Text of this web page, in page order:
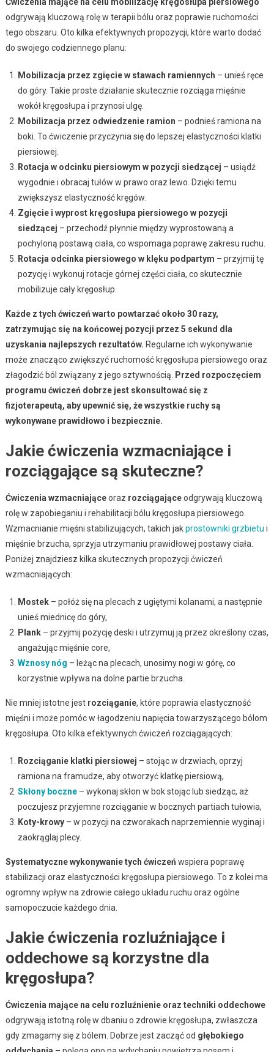
Ćwiczenia mające na celu mobilizację kręgosłupa piersiowego
odgrywają kluczową rolę w terapii bólu oraz poprawie ruchomości
tego obszaru. Oto kilka efektywnych propozycji, które warto dodać
do swojego codziennego planu:
Mobilizacja przez zgięcie w stawach ramiennych – unieś ręce
do góry. Takie proste działanie skutecznie rozciąga mięśnie
wokół kręgosłupa i przynosi ulgę.
Mobilizacja przez odwiedzenie ramion – podnieś ramiona na
boki. To ćwiczenie przyczynia się do lepszej elastyczności klatki
piersiowej.
Rotacja w odcinku piersiowym w pozycji siedzącej – usiądź
wygodnie i obracaj tułów w prawo oraz lewo. Dzięki temu
zwiększysz elastyczność kręgów.
Zgięcie i wyprost kręgosłupa piersiowego w pozycji
siedzącej – przechodź płynnie między wyprostowaną a
pochyloną postawą ciała, co wspomaga poprawę zakresu ruchu.
Rotacja odcinka piersiowego w klęku podpartym – przyjmij tę
pozycję i wykonuj rotacje górnej części ciała, co skutecznie
mobilizuje cały kręgosłup.
Każde z tych ćwiczeń warto powtarzać około 30 razy,
zatrzymując się na końcowej pozycji przez 5 sekund dla
uzyskania najlepszych rezultatów. Regularne ich wykonywanie
może znacząco zwiększyć ruchomość kręgosłupa piersiowego oraz
złagodzić ból związany z jego sztywnością. Przed rozpoczęciem
programu ćwiczeń dobrze jest skonsultować się z
fizjoterapeutą, aby upewnić się, że wszystkie ruchy są
wykonywane prawidłowo i bezpiecznie.
Jakie ćwiczenia wzmacniające i
rozciągające są skuteczne?
Ćwiczenia wzmacniająceoraz rozciągająceodgrywają kluczową
rolę w zapobieganiu i rehabilitacji bólu kręgosłupa piersiowego.
Wzmacnianie mięśni stabilizujących, takich jakprostowniki grzbietu i
mięśnie brzucha, sprzyja utrzymaniu prawidłowej postawy ciała.
Poniżej znajdziesz kilka skutecznych propozycji ćwiczeń
wzmacniających:
Mostek– połóż się na plecach z ugiętymi kolanami, a następnie
unieś miednicę do góry,
Plank– przyjmij pozycję deski i utrzymuj ją przez określony czas,
angażując mięśnie core,
Wznosy nóg – leżąc na plecach, unosimy nogi w górę, co
korzystnie wpływa na dolne partie brzucha.
Nie mniej istotne jest rozciąganie, które poprawia elastyczność
mięśni i może pomóc w łagodzeniu napięcia towarzyszącego bólom
kręgosłupa. Oto kilka efektywnych ćwiczeń rozciągających:
Rozciąganie klatki piersiowej – stojąc w drzwiach, oprzyj
ramiona na framudze, aby otworzyć klatkę piersiową,
Skłony boczne– wykonaj skłon w bok stojąc lub siedząc, aż
poczujesz przyjemne rozciąganie w bocznych partiach tułowia,
Koty-krowy– w pozycji na czworakach naprzemiennie wyginaj i
zaokrąglaj plecy.
Systematyczne wykonywanie tych ćwiczeń wspiera poprawę
stabilizacji oraz elastyczności kręgosłupa piersiowego. To z kolei ma
ogromny wpływ na zdrowie całego układu ruchu oraz ogólne
samopoczucie każdego dnia.
Jakie ćwiczenia rozluźniające i
oddechowe są korzystne dla
kręgosłupa?
Ćwiczenia mające na celu rozluźnienie oraz techniki oddechowe
odgrywają istotną rolę w dbaniu o zdrowie kręgosłupa, zwłaszcza
gdy zmagamy się z bólem. Dobrze jest zacząć od głębokiego